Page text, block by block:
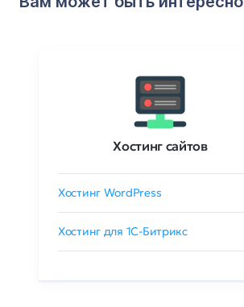
Хостинг сайтов
Хостинг WordPress
Хостинг для 1C-Битрикс